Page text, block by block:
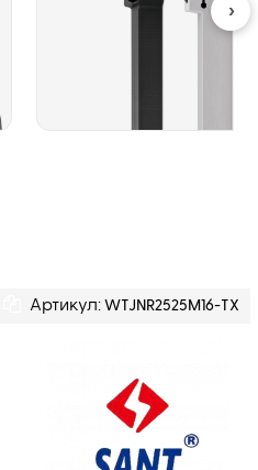
Артикул: WTJNR2525M16-TX